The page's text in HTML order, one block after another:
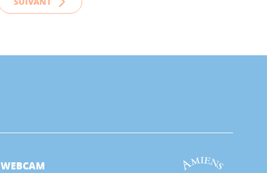
WEBCAM